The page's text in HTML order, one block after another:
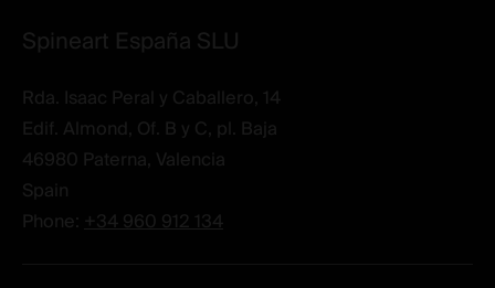
Spineart España SLU
Rda. Isaac Peral y Caballero, 14
Edif. Almond, Of. B y C, pl. Baja
46980 Paterna, Valencia
Spain
Phone: +34 960 912 134